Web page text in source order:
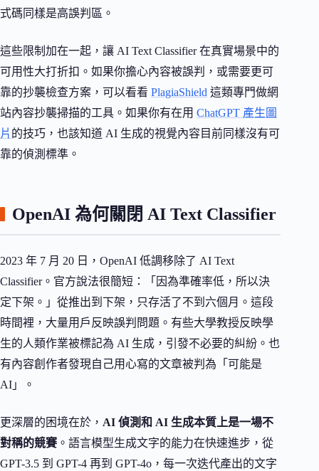
式碼同樣是高誤判區。
這些限制加在一起，讓 AI Text Classifier 在真實場景中的
可用性大打折扣。如果你擔心內容被誤判，或需要更可
靠的抄襲檢查方案，可以看看 PlagiaShield 這類專門做網
站內容抄襲掃描的工具。如果你有在用 ChatGPT 產生圖
片 的技巧，也該知道 AI 生成的視覺內容目前同樣沒有可
靠的偵測標準。
OpenAI 為何關閉 AI Text Classifier
2023 年 7 月 20 日，OpenAI 低調移除了 AI Text
Classifier。官方說法很簡短：「因為準確率低，所以決
定下架。」從推出到下架，只存活了不到六個月。這段
時間裡，大量用戶反映誤判問題。有些大學教授反映學
生的人類作業被標記為 AI 生成，引發不必要的糾紛。也
有內容創作者發現自己用心寫的文章被判為「可能是
AI」。
更深層的困境在於， AI 偵測和 AI 生成本質上是一場不
對稱的競賽 。語言模型生成文字的能力在快速進步，從
GPT-3.5 到 GPT-4 再到 GPT-4o，每一次迭代產出的文字